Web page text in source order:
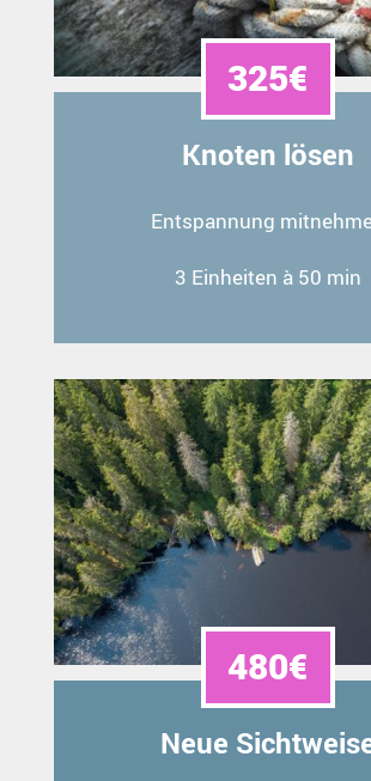
325€
Knoten lösen
Entspannung
3 Einheiten à 50 min
480€
Neue